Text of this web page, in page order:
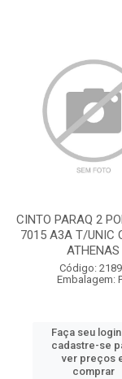
CINTO PARAQ 2
7015 A3A T/UNIC
ATHENAS
Código:
Embalagem:
Faça seu
cadastre-se
ver preços
comprar